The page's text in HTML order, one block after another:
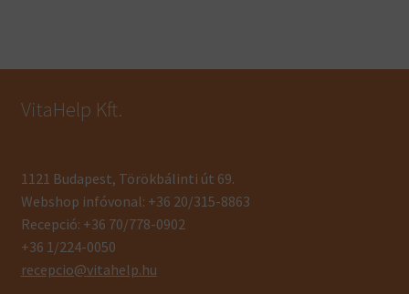
VitaHelp Kft.
1121 Budapest, Törökbálinti út 69.
Webshop infóvonal: +36 20/315-8863
Recepció: +36 70/778-0902
+36 1/224-0050
recepcio@vitahelp.hu